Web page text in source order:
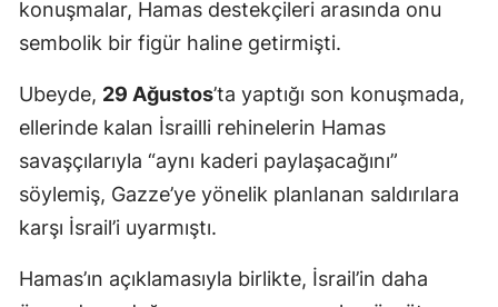
konuşmalar, Hamas destekçileri arasında onu
sembolik bir figür haline getirmişti.
Ubeyde, 29 Ağustos’ta yaptığı son konuşmada,
ellerinde kalan İsrailli rehinelerin Hamas
savaşçılarıyla “aynı kaderi paylaşacağını”
söylemiş, Gazze’ye yönelik planlanan saldırılara
karşı İsrail’i uyarmıştı.
Hamas’ın açıklamasıyla birlikte, İsrail’in daha